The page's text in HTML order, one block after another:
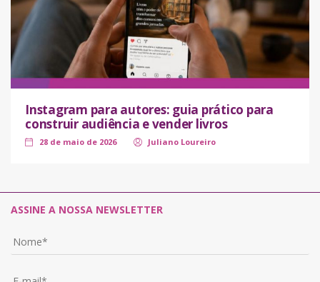
Instagram para autores: guia prático para
construir audiência e vender livros
28 de maio de 2026 Juliano Loureiro
ASSINE A NOSSA NEWSLETTER